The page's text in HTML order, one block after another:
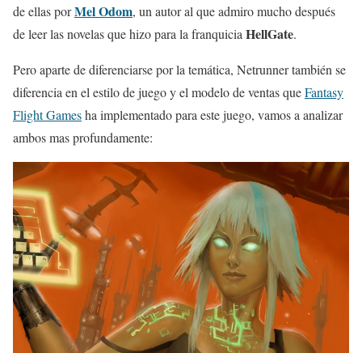
de ellas porMel Odom, un autor al que admiro mucho después
de leer las novelas que hizo para la franquicia HellGate.
Pero aparte de diferenciarse por la temática, Netrunner también se
diferencia en el estilo de juego y el modelo de ventas queFantasy
Flight Gamesha implementado para este juego, vamos a analizar
ambos mas profundamente: